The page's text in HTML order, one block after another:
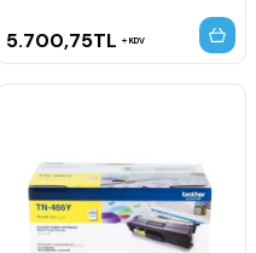
5.700,75TL KDV